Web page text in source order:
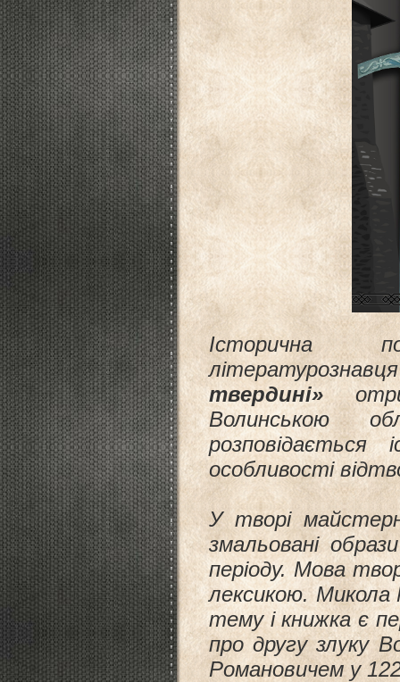
Історична
твердині»
Волинською
особливості
У творі
змальовані
періоду. Мова
лексикою.
тему і книжка є
про другу злуку
Романовичем у